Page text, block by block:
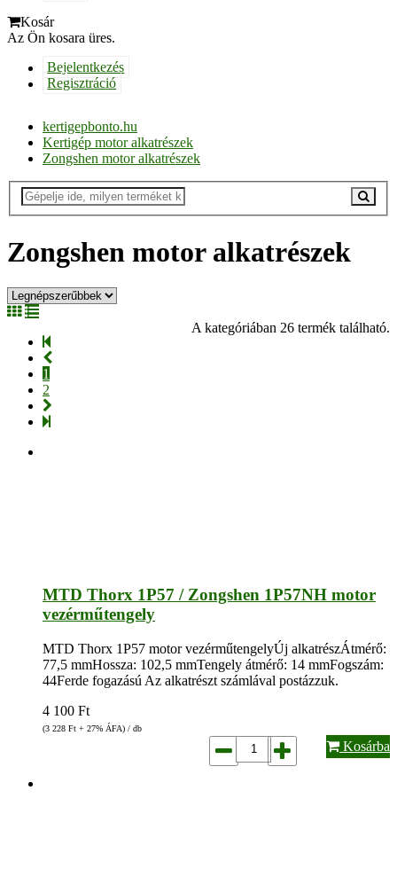
Kosár
Az Ön kosara üres.
Bejelentkezés
Regisztráció
kertigepbonto.hu
Kertigép motor alkatrészek
Zongshen motor alkatrészek
Zongshen motor alkatrészek
A kategóriában 26 termék található.
1
2
MTD Thorx 1P57 / Zongshen 1P57NH motor
vezérműtengely
MTD Thorx 1P57 motor vezérműtengelyÚj alkatrészÁtmérő:
77,5 mmHossza: 102,5 mmTengely átmérő: 14 mmFogszám:
44Ferde fogazású Az alkatrészt számlával postázzuk.
4 100 Ft
(3 228 Ft + 27% ÁFA) / db
Kosárba